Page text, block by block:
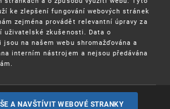
ke zlepšení fungování webových stránek
zejména provádět relevantní úpravy za
uživatelské zkušenosti. Data o
jsou na našem webu shromažďována a
interním nástrojem a nejsou předávána
A NAVŠTÍVIT WEBOVÉ STRANKY